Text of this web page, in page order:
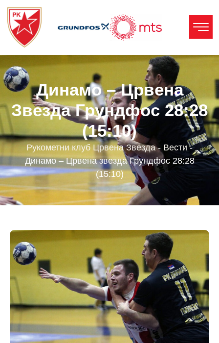
Динамо – Црвена
Звезда Грундфос 28:28
(15:10)
Рукометни клуб Црвена Звезда- Вести-
Динамо – Црвена звезда Грундфос 28:28
(15:10)